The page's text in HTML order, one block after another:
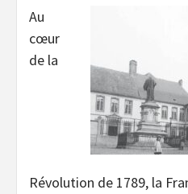
Au
cœur
de la
Révolution de 1789, la